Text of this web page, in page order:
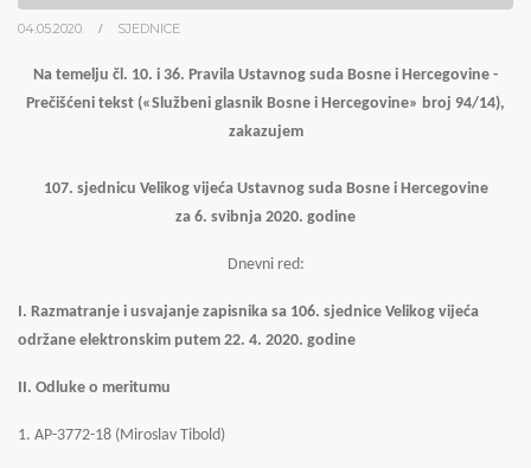
04.05.2020. SJEDNICE
Na temelju čl. 10. i 36. Pravila Ustavnog suda Bosne i Hercegovine -
Prečišćeni tekst («Službeni glasnik Bosne i Hercegovine» broj 94/14),
zakazujem
107. sjednicu Velikog vijeća Ustavnog suda Bosne i Hercegovine
za 6. svibnja 2020. godine
Dnevni red:
I. Razmatranje i usvajanje zapisnika sa 106. sjednice Velikog vijeća
održane elektronskim putem 22. 4. 2020. godine
II. Odluke o meritumu
1. AP-3772-18 (Miroslav Tibold)